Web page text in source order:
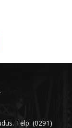
Telp. (0291)